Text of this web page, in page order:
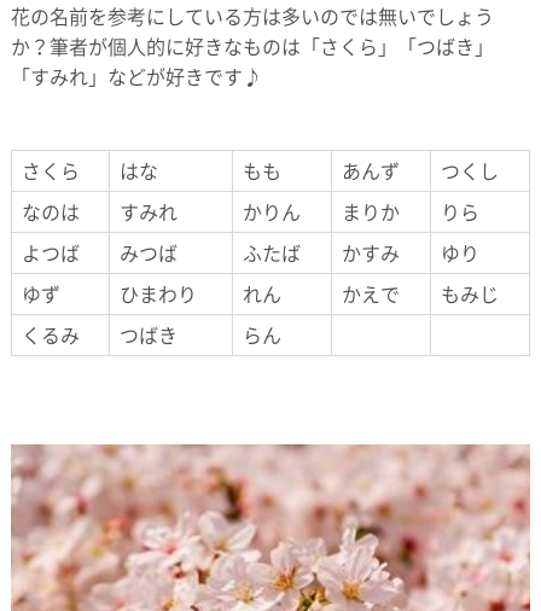
花の名前を参考にしている方は多いのでは無いでしょう
か？筆者が個人的に好きなものは「さくら」「つばき」
「すみれ」などが好きです♪
さくら はな もも あんず
つくし
なのは
すみれ かりん まりか
りら
よつば
みつば ふたば かすみ
ゆり
ゆず
ひまわり れん かえで
もみじ
くるみ
つばき らん